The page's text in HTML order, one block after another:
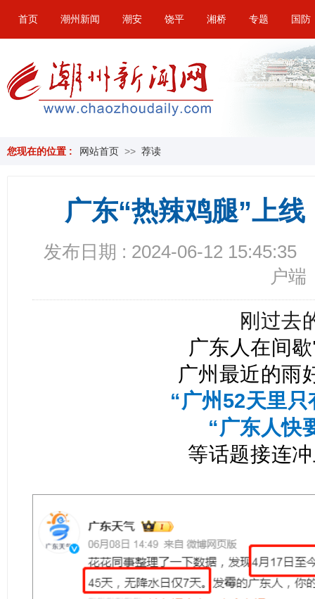
首页 潮州新闻 潮安 饶平 湘桥 专题 国防
您现在的位置 : 网站首页 >> 荐读
广东“热辣鸡腿”上
发布日期 : 2024-06-12 15:45:35
户端
刚过去
广东人在间
广州最近的雨
“广州52天里
“广东人快
等话题接连